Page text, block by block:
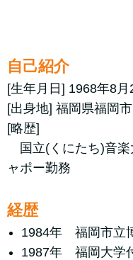
自己紹介
[生年月日] 1968年8
[出身地] 福岡県福岡市
[略歴]
国立(くにたち)音
ャポー勤務
経歴
1984年 福岡市立
1987年 福岡大学